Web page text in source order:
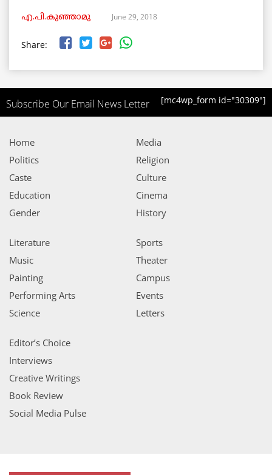
എ.പി.കുഞ്ഞാമു June 29, 2018
Share:
Subscribe Our Email News Letter [mc4wp_form id="30309"]
Home
Politics
Caste
Education
Gender
Media
Religion
Culture
Cinema
History
Literature
Music
Painting
Performing Arts
Science
Sports
Theater
Campus
Events
Letters
Editor’s Choice
Interviews
Creative Writings
Book Review
Social Media Pulse